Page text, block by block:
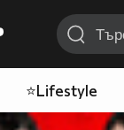
⭐Lifestyle